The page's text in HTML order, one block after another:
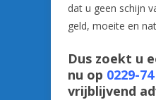
dat u geen schijn
geld, moeite en
Dus zoekt u
nu op 0229-
vrijblijvend